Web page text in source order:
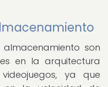
son
en la arquitectura
ya que